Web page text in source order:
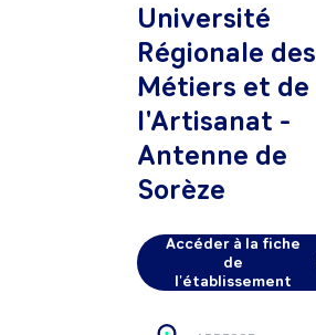
Université
Régionale des
Métiers et de
l'Artisanat -
Antenne de
Sorèze
Accéder à la fiche
de
l'établissement